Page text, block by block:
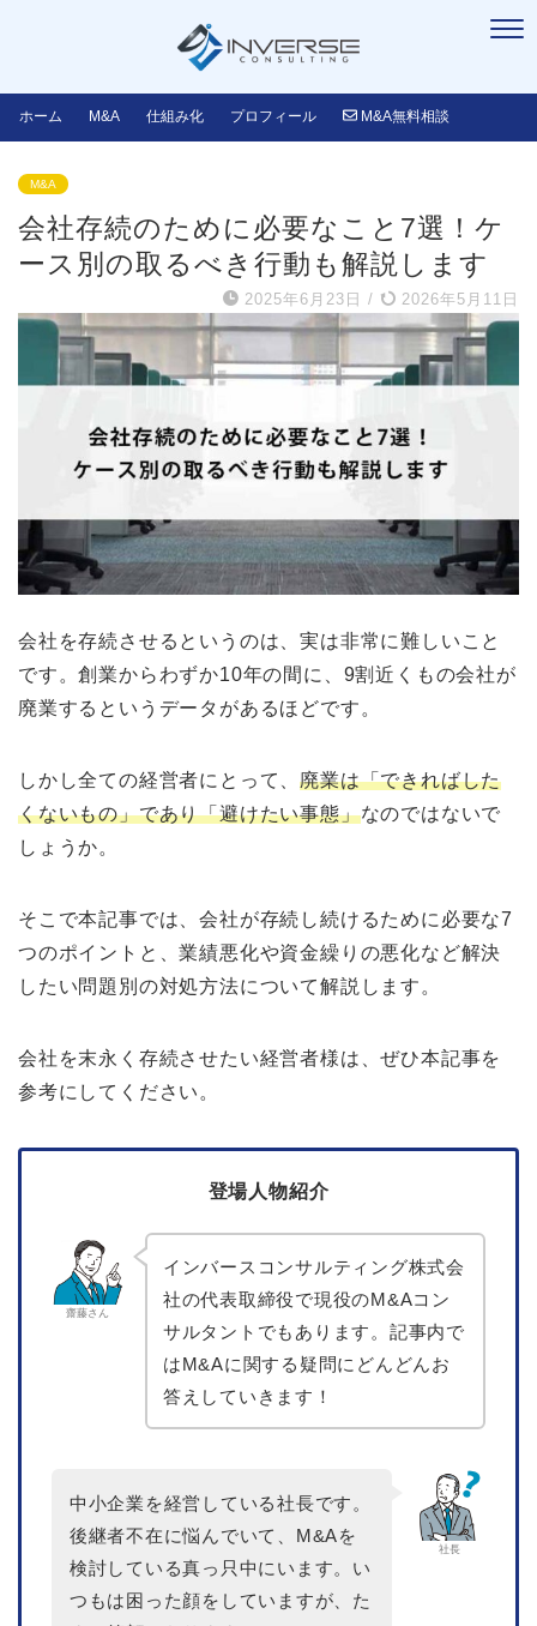
ホーム M&A 仕組み化 プロフィール M&A無料相談
M&A
会社存続のために必要なこと7選！ケ
ース別の取るべき行動も解説します
2025年6月23日 / 2026年5月11日
会社を存続させるというのは、実は非常に難しいこと
です。創業からわずか10年の間に、9割近くもの会社が
廃業するというデータがあるほどです。
しかし全ての経営者にとって、廃業は「できればした
くないもの」であり「避けたい事態」なのではないで
しょうか。
そこで本記事では、会社が存続し続けるために必要な7
つのポイントと、業績悪化や資金繰りの悪化など解決
したい問題別の対処方法について解説します。
会社を末永く存続させたい経営者様は、ぜひ本記事を
参考にしてください。
登場人物紹介
齋藤さん
インバースコンサルティング株式会
社の代表取締役で現役のM&Aコン
サルタントでもあります。記事内で
はM&Aに関する疑問にどんどんお
答えしていきます！
社長
中小企業を経営している社長です。
後継者不在に悩んでいて、M&Aを
検討している真っ只中にいます。い
つもは困った顔をしていますが、た